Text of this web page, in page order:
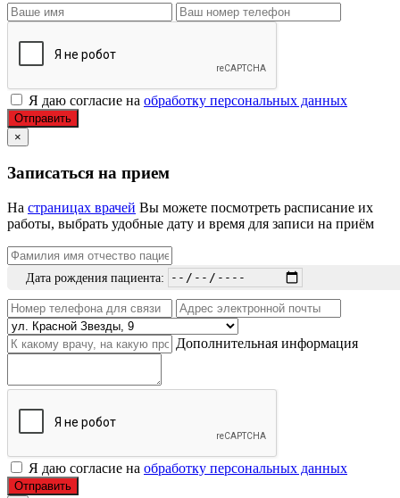
Я даю согласие на обработку персональных данных
Отправить
×
Записаться на прием
На страницах врачей Вы можете посмотреть расписание их
работы, выбрать удобные дату и время для записи на приём
Дата рождения пациента:
Дополнительная информация
Я даю согласие на обработку персональных данных
Отправить